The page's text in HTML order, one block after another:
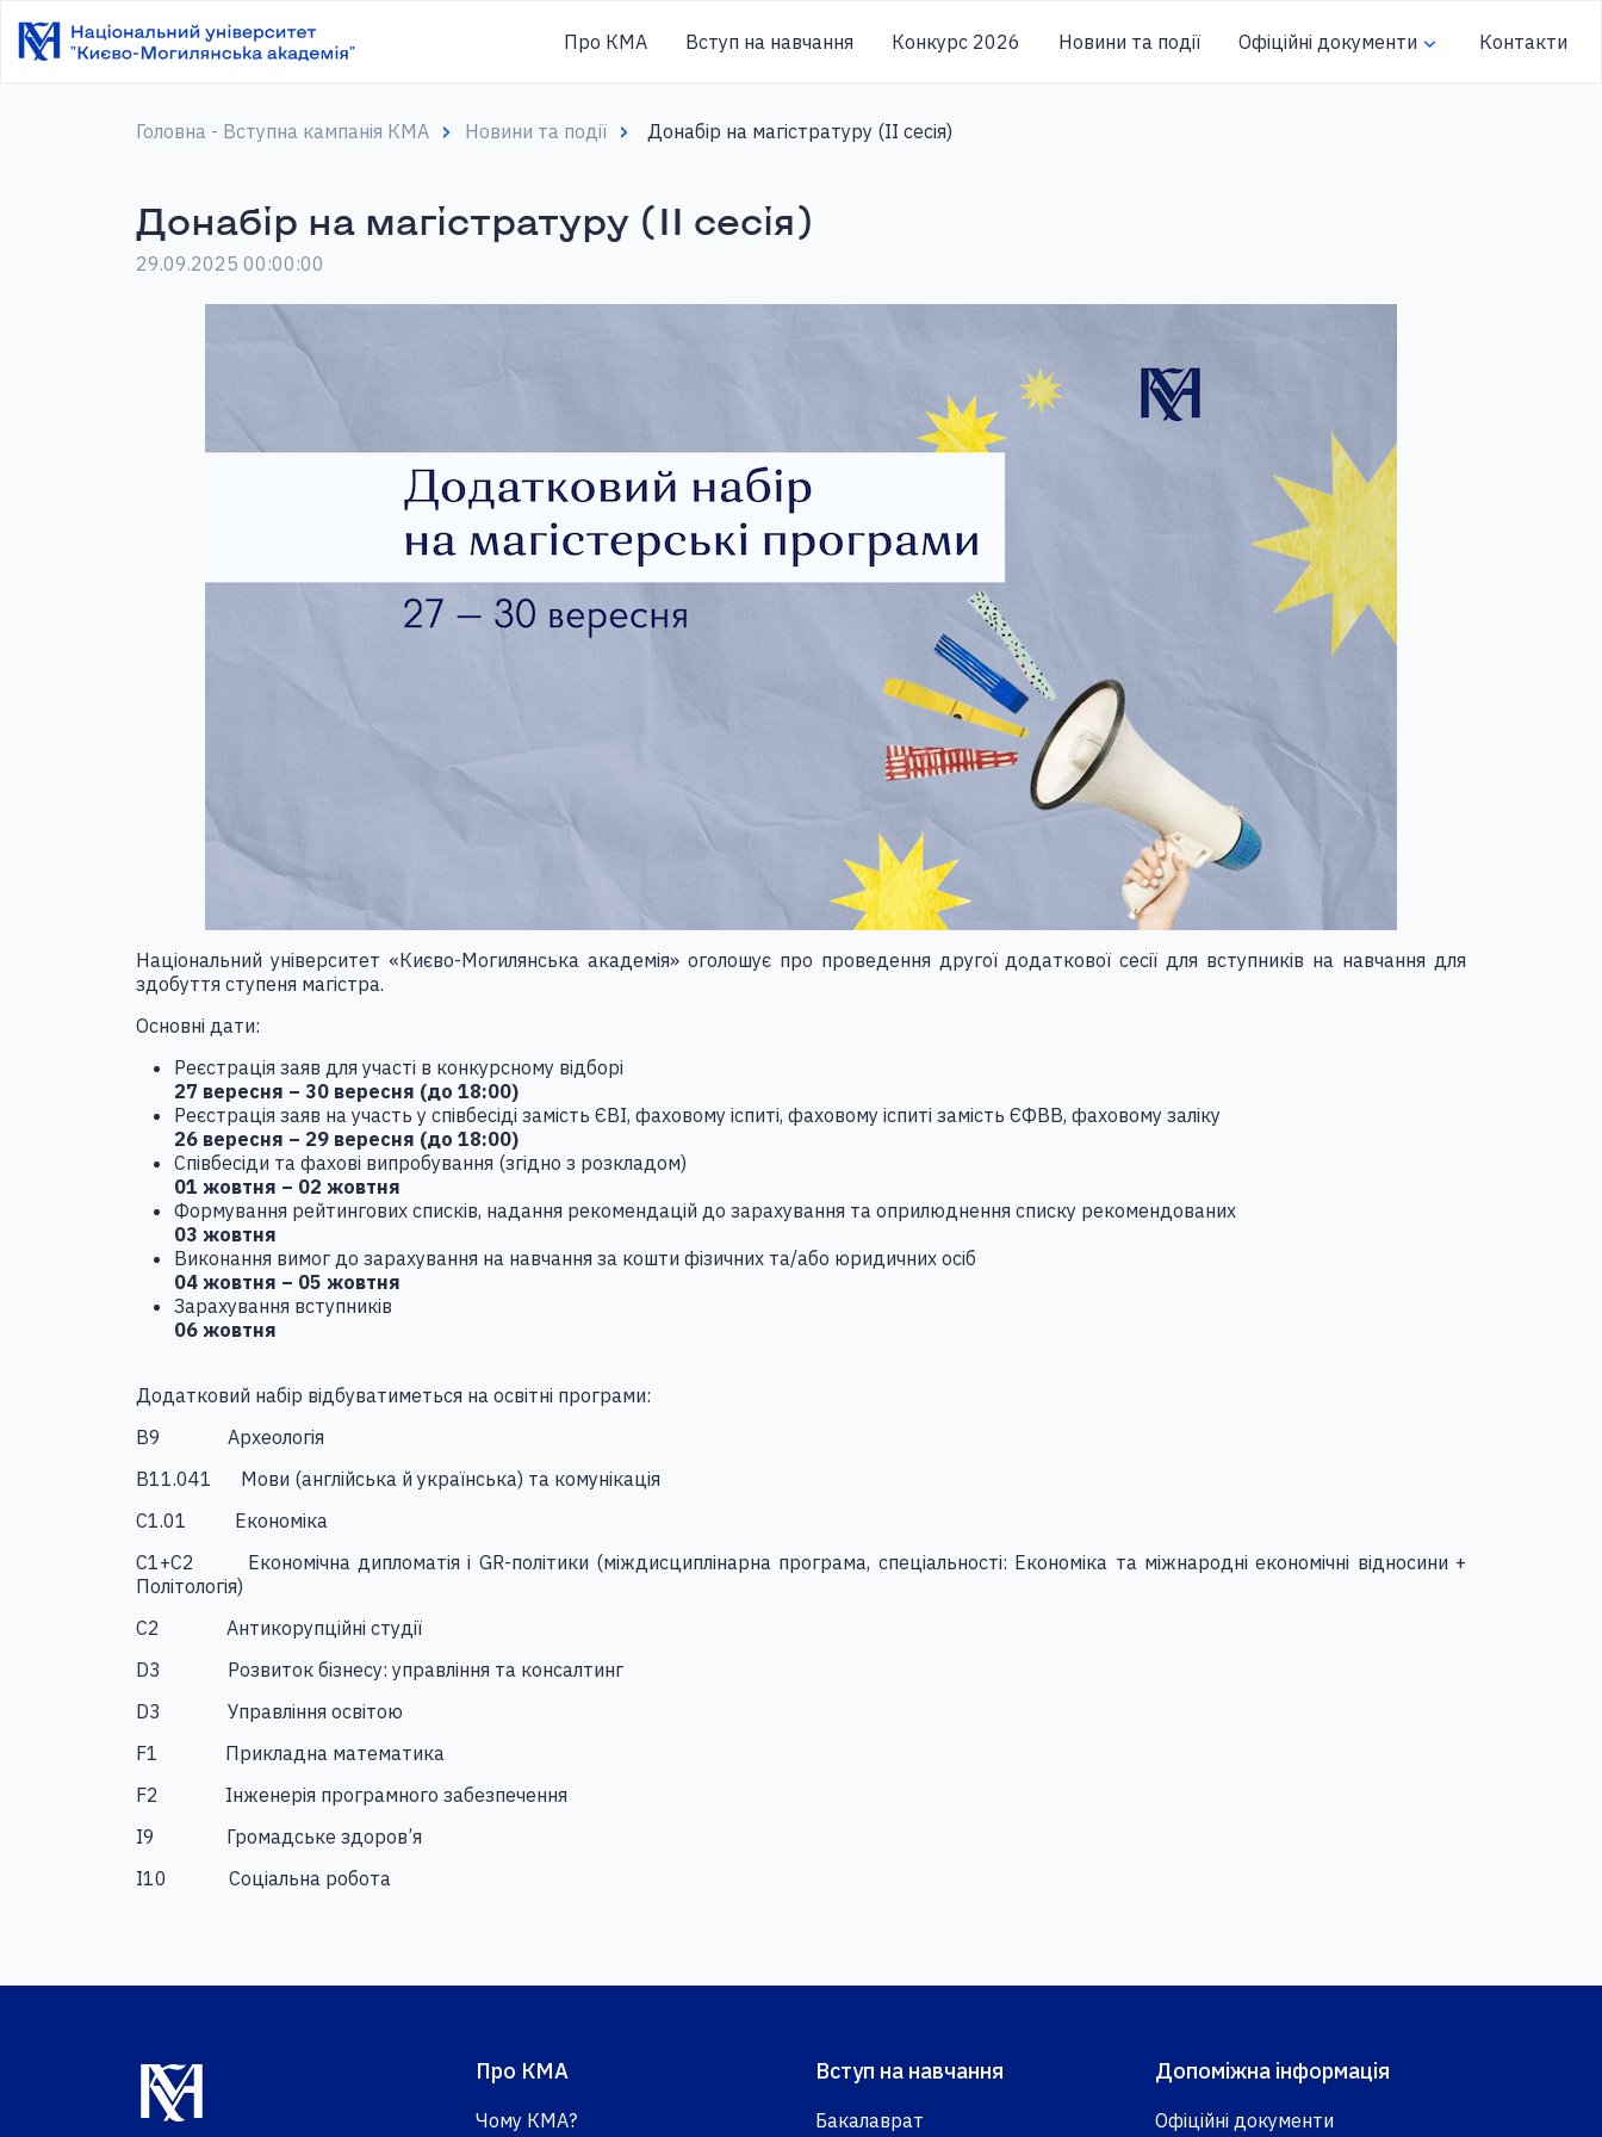
Про КМА Вступ на навчання Конкурс 2026 Новини та події Офіційні документи Контакти
Головна - Вступна кампанія КМА Новини та події Донабір на магістратуру (ІІ сесія)
Донабір на магістратуру (ІІ сесія)
29.09.2025 00:00:00
Національний університет «Києво-Могилянська академія» оголошує про проведення другої додаткової сесії для вступників на навчання для
здобуття ступеня магістра.
Основні дати:
Реєстрація заяв для участі в конкурсному відборі
27 вересня – 30 вересня (до 18:00)
Реєстрація заяв на участь у співбесіді замість ЄВІ, фаховому іспиті, фаховому іспиті замість ЄФВВ, фаховому заліку
26 вересня – 29 вересня (до 18:00)
Співбесіди та фахові випробування (згідно з розкладом)
01 жовтня – 02 жовтня
Формування рейтингових списків, надання рекомендацій до зарахування та оприлюднення списку рекомендованих
03 жовтня
Виконання вимог до зарахування на навчання за кошти фізичних та/або юридичних осіб
04 жовтня – 05 жовтня
Зарахування вступників
06 жовтня
Додатковий набір відбуватиметься на освітні програми:
B9
Археологія
B11.041
Мови (англійська й українська) та комунікація
С1.01
Економіка
C1+C2
Економічна дипломатія і GR-політики (міждисциплінарна програма, спеціальності: Економіка та міжнародні економічні відносини +
Політологія)
С2
Антикорупційні студії
D3
Розвиток бізнесу: управління та консалтинг
D3
Управління освітою
F1
Прикладна математика
F2
Інженерія програмного забезпечення
I9
Громадське здоров’я
І10
Соціальна робота
Про КМА
Чому КМА?
Вступ на навчання
Бакалаврат
Допоміжна інформація
Офіційні документи